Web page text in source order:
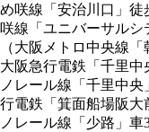
め咲線「安治川口」徒
咲線「ユニバーサルシ
（大阪メトロ中央線
大阪急行電鉄「千里中
ノレール線「千里中
行電鉄「箕面船場阪大
ノレール線「少路」